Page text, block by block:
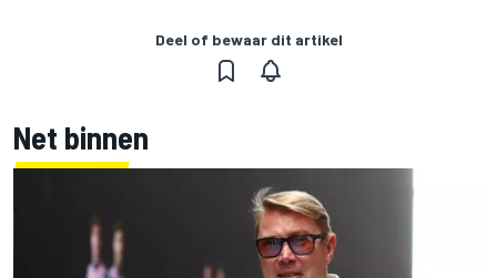
Deel of bewaar dit artikel
Net binnen